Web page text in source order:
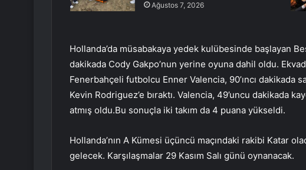
Ağustos 7, 2026
Hollanda’da müsabakaya yedek kulübesinde başlayan
dakikada Cody Gakpo’nun yerine oyuna dahil oldu.
Fenerbahçeli futbolcu Enner Valencia, 90’ıncı dakikada
Kevin Rodriguez’e bıraktı. Valencia, 49’uncu dakikada
atmış oldu.Bu sonuçla iki takım da 4 puana yükseldi.
Hollanda’nın A Kümesi üçüncü maçındaki rakibi Katar
gelecek. Karşılaşmalar 29 Kasım Salı günü oynanacak.